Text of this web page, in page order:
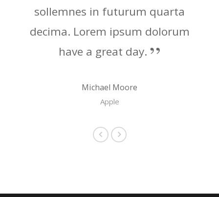
sollemnes in futurum quarta
decima. Lorem ipsum dolorum
have a great day.
Michael Moore
Apple